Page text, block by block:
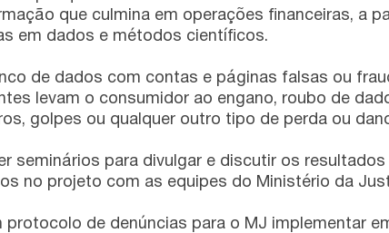
que culmina em operações financeiras, a
em dados e métodos científicos.
de dados com contas e páginas falsas ou
levam o consumidor ao engano, roubo de
golpes ou qualquer outro tipo de perda ou
seminários para divulgar e discutir os
no projeto com as equipes do Ministério da
protocolo de denúncias para o MJ implementar